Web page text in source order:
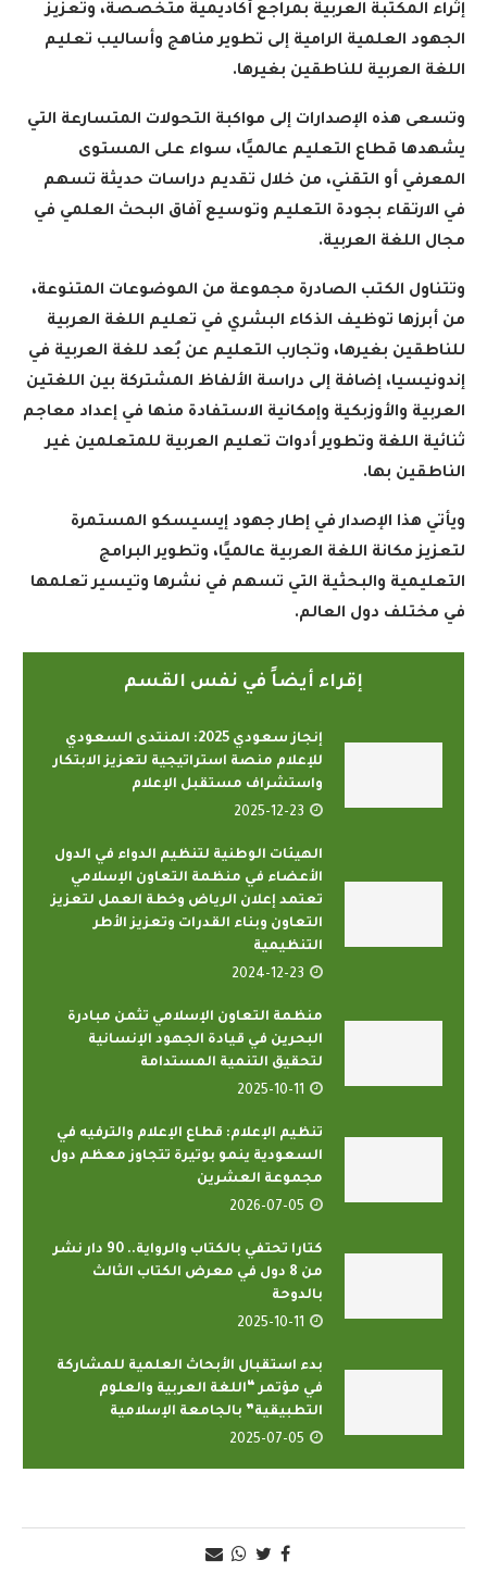
إثراء المكتبة العربية بمراجع أكاديمية متخصصة، وتعزيز
الجهود العلمية الرامية إلى تطوير مناهج وأساليب تعليم
اللغة العربية للناطقين بغيرها.
وتسعى هذه الإصدارات إلى مواكبة التحولات المتسارعة التي
يشهدها قطاع التعليم عالميًا، سواء على المستوى
المعرفي أو التقني، من خلال تقديم دراسات حديثة تسهم
في الارتقاء بجودة التعليم وتوسيع آفاق البحث العلمي في
مجال اللغة العربية.
وتتناول الكتب الصادرة مجموعة من الموضوعات المتنوعة،
من أبرزها توظيف الذكاء البشري في تعليم اللغة العربية
للناطقين بغيرها، وتجارب التعليم عن بُعد للغة العربية في
إندونيسيا، إضافة إلى دراسة الألفاظ المشتركة بين اللغتين
العربية والأوزبكية وإمكانية الاستفادة منها في إعداد معاجم
ثنائية اللغة وتطوير أدوات تعليم العربية للمتعلمين غير
الناطقين بها.
ويأتي هذا الإصدار في إطار جهود إيسيسكو المستمرة
لتعزيز مكانة اللغة العربية عالميًا، وتطوير البرامج
التعليمية والبحثية التي تسهم في نشرها وتيسير تعلمها
في مختلف دول العالم.
إقراء أيضاً في نفس القسم
إنجاز سعودي 2025: المنتدى السعودي
للإعلام منصة استراتيجية لتعزيز الابتكار
واستشراف مستقبل الإعلام
2025-12-23
الهيئات الوطنية لتنظيم الدواء في الدول
الأعضاء في منظمة التعاون الإسلامي
تعتمد إعلان الرياض وخطة العمل لتعزيز
التعاون وبناء القدرات وتعزيز الأطر
التنظيمية
2024-12-23
منظمة التعاون الإسلامي تثمن مبادرة
البحرين في قيادة الجهود الإنسانية
لتحقيق التنمية المستدامة
2025-10-11
تنظيم الإعلام: قطاع الإعلام والترفيه في
السعودية ينمو بوتيرة تتجاوز معظم دول
مجموعة العشرين
2026-07-05
كتارا تحتفي بالكتاب والرواية.. 90 دار نشر
من 8 دول في معرض الكتاب الثالث
بالدوحة
2025-10-11
بدء استقبال الأبحاث العلمية للمشاركة
في مؤتمر “اللغة العربية والعلوم
التطبيقية” بالجامعة الإسلامية
2025-07-05